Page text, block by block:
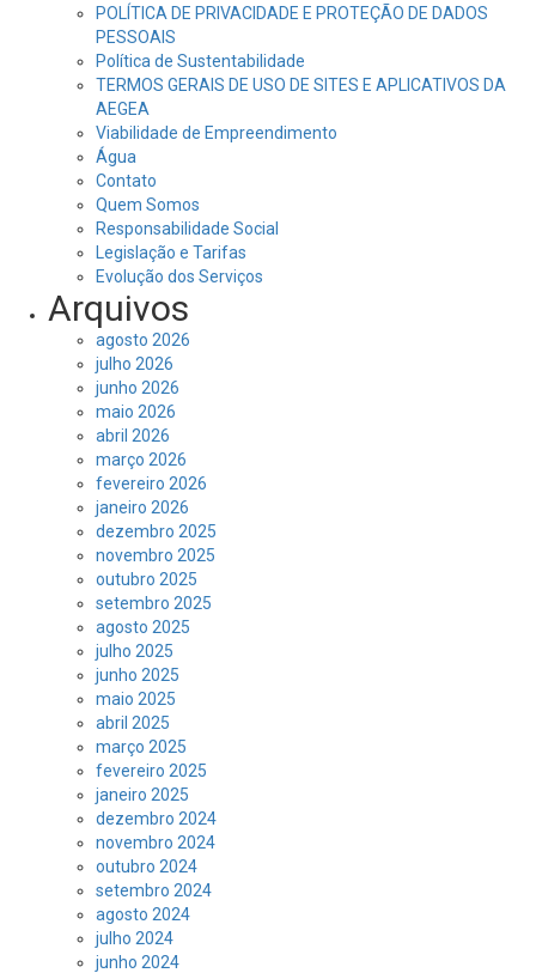
POLÍTICA DE PRIVACIDADE E PROTEÇÃO DE DADOS
PESSOAIS
Política de Sustentabilidade
TERMOS GERAIS DE USO DE SITES E APLICATIVOS DA
AEGEA
Viabilidade de Empreendimento
Água
Contato
Quem Somos
Responsabilidade Social
Legislação e Tarifas
Evolução dos Serviços
Arquivos
agosto 2026
julho 2026
junho 2026
maio 2026
abril 2026
março 2026
fevereiro 2026
janeiro 2026
dezembro 2025
novembro 2025
outubro 2025
setembro 2025
agosto 2025
julho 2025
junho 2025
maio 2025
abril 2025
março 2025
fevereiro 2025
janeiro 2025
dezembro 2024
novembro 2024
outubro 2024
setembro 2024
agosto 2024
julho 2024
junho 2024